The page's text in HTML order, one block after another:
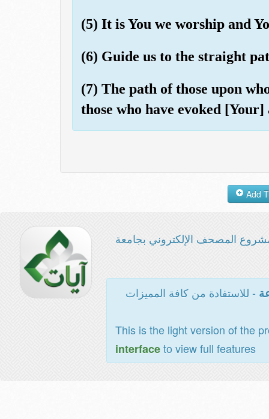
(5) It is You we worship and
(6) Guide us to the straight
(7) The path of those upon
those who have evoked
المصحف الإلكتروني بجامعة
- للاستفادة من كافة المميزات
This is the light version of the
interfaceto view full features